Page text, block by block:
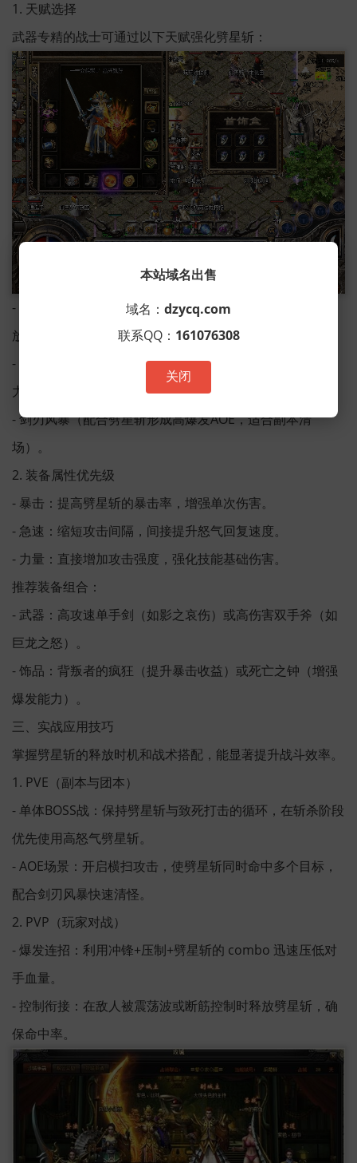
1. 天赋选择
武器专精的战士可通过以下天赋强化劈星斩：
- 战争机器（提高怒气获取效率，确保劈星斩的稳定释
放）。
- 致命平静（减少技能怒气消耗，提升爆发期的输出能
力）。
- 剑刃风暴（配合劈星斩形成高爆发AOE，适合副本清
场）。
2. 装备属性优先级
- 暴击：提高劈星斩的暴击率，增强单次伤害。
- 急速：缩短攻击间隔，间接提升怒气回复速度。
- 力量：直接增加攻击强度，强化技能基础伤害。
推荐装备组合：
- 武器：高攻速单手剑（如影之哀伤）或高伤害双手斧（如
巨龙之怒）。
- 饰品：背叛者的疯狂（提升暴击收益）或死亡之钟（增强
爆发能力）。
三、实战应用技巧
掌握劈星斩的释放时机和战术搭配，能显著提升战斗效率。
1. PVE（副本与团本）
- 单体BOSS战：保持劈星斩与致死打击的循环，在斩杀阶段
优先使用高怒气劈星斩。
- AOE场景：开启横扫攻击，使劈星斩同时命中多个目标，
配合剑刃风暴快速清怪。
2. PVP（玩家对战）
- 爆发连招：利用冲锋+压制+劈星斩的 combo 迅速压低对
手血量。
- 控制衔接：在敌人被震荡波或断筋控制时释放劈星斩，确
保命中率。
本站域名出售
域名： dzycq.com
联系QQ： 161076308
关闭